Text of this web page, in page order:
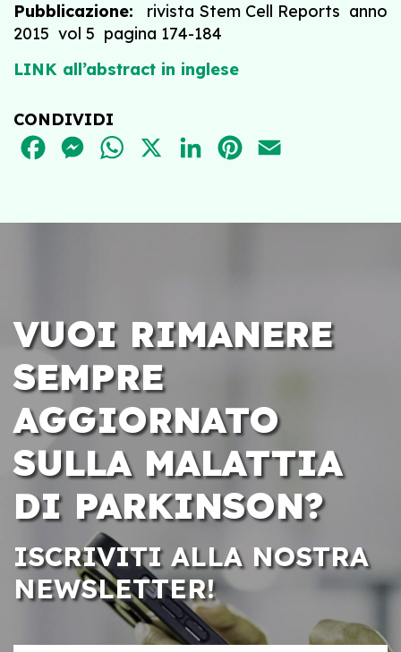
Pubblicazione: rivista Stem Cell Reports anno
2015 vol 5 pagina 174-184
LINK all’abstract in inglese
CONDIVIDI
FACEBOOKMESSENGER
WHATSAPPLINKEDINPINTEREST
VUOI RIMANERE
SEMPRE
AGGIORNATO
SULLA MALATTIA
DI PARKINSON?
ISCRIVITI ALLA NOSTRA
NEWSLETTER!